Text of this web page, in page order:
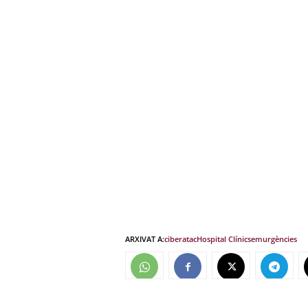
ARXIVAT A:ciberatacHospital Clínicsemurgències